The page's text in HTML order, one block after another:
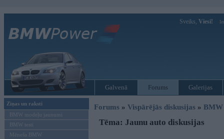
Sveiks, Viesi!
Galvenā Forums Galerijas
Ziņas un raksti
BMW modeļu jaunumi
BMW testi
Mēneša BMW
Forums » Vispārējās diskusijas »
Tēma: Jaunu auto diskusijas